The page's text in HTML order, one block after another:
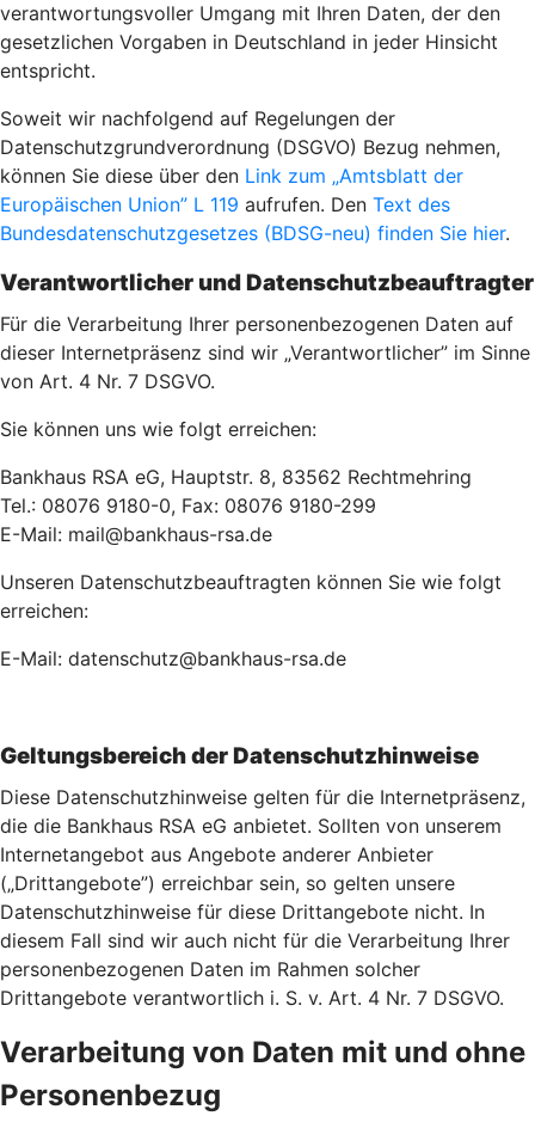
verantwortungsvoller Umgang mit Ihren Daten, der den
gesetzlichen Vorgaben in Deutschland in jeder Hinsicht
entspricht.
Soweit wir nachfolgend auf Regelungen der
Datenschutzgrundverordnung (DSGVO) Bezug nehmen,
können Sie diese über den Link zum „Amtsblatt der
Europäischen Union” L 119 aufrufen. Den Text des
Bundesdatenschutzgesetzes (BDSG-neu) finden Sie hier.
Verantwortlicher und Datenschutzbeauftragter
Für die Verarbeitung Ihrer personenbezogenen Daten auf
dieser Internetpräsenz sind wir „Verantwortlicher” im Sinne
von Art. 4 Nr. 7 DSGVO.
Sie können uns wie folgt erreichen:
Bankhaus RSA eG, Hauptstr. 8, 83562 Rechtmehring
Tel.: 08076 9180-0, Fax: 08076 9180-299
E-Mail: mail@bankhaus-rsa.de
Unseren Datenschutzbeauftragten können Sie wie folgt
erreichen:
E-Mail: datenschutz@bankhaus-rsa.de
Geltungsbereich der Datenschutzhinweise
Diese Datenschutzhinweise gelten für die Internetpräsenz,
die die Bankhaus RSA eG anbietet. Sollten von unserem
Internetangebot aus Angebote anderer Anbieter
(„Drittangebote”) erreichbar sein, so gelten unsere
Datenschutzhinweise für diese Drittangebote nicht. In
diesem Fall sind wir auch nicht für die Verarbeitung Ihrer
personenbezogenen Daten im Rahmen solcher
Drittangebote verantwortlich i. S. v. Art. 4 Nr. 7 DSGVO.
Verarbeitung von Daten mit und ohne
Personenbezug